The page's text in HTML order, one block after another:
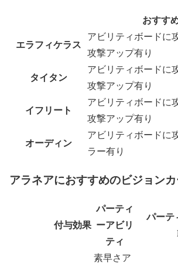
おすす
エラフィケラス
アビリティボードに
攻撃アップ有り
タイタン
アビリティボードに
攻撃アップ有り
イフリート
アビリティボードに
攻撃アップ有り
オーディン
アビリティボードに
ラー有り
アラネアにおすすめのビジョン
付与効果
パーティ
ーアビリ
ティ
パーテ
素早さア